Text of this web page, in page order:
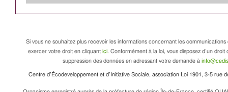
Si vous ne souhaitez plus recevoir les informations concernant les communications
exercer votre droit en cliquant ici. Conformément à la loi, vous disposez d’un droit
suppression des données en adressant votre demande à
Centre d’Écodeveloppement et d’Initiative Sociale, association Loi 1901, 3-5 rue